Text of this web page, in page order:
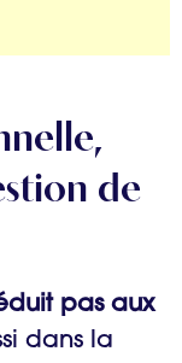
de
pas aux
dans la